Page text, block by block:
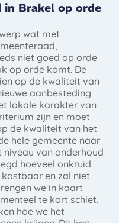
in Brakel op orde
wat met
niet goed op orde
op orde komt. De
op de kwaliteit van
aanbesteding
lokale karakter van
zijn en moet
de kwaliteit van het
hele gemeente naar
van onderhoud
hoeveel onkruid
en zal niet
we in kaart
te kort schiet.
hoe we het